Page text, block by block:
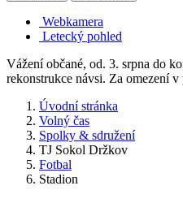
Webkamera
Letecký pohled
Vážení občané, od. 3. srpna do
rekonstrukce návsi. Za omezení
Úvodní stránka
Volný čas
Spolky & sdružení
TJ Sokol Držkov
Fotbal
Stadion